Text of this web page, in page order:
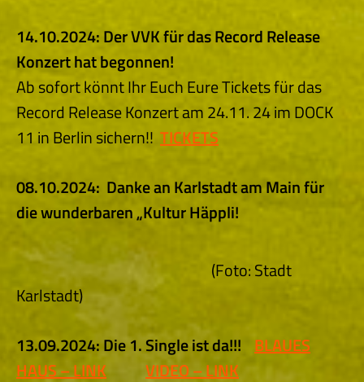
14.10.2024: Der VVK für das Record Release
Konzert hat begonnen!
Ab sofort könnt Ihr Euch Eure Tickets für das
Record Release Konzert am 24.11. 24 im DOCK
11 in Berlin sichern!! TICKETS
08.10.2024: Danke an Karlstadt am Main für
die wunderbaren „Kultur Häppli!
(Foto: Stadt
Karlstadt)
13.09.2024: Die 1. Single ist da!!! BLAUES
HAUS – LINK
VIDEO – LINK